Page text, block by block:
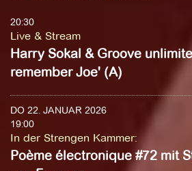
20:30
Live & Stream
Harry Sokal & Groove
remember Joe' (A)
DO 22. JANUAR 2026
19:00
In der Strengen Kammer:
Poème électronique #72 mit